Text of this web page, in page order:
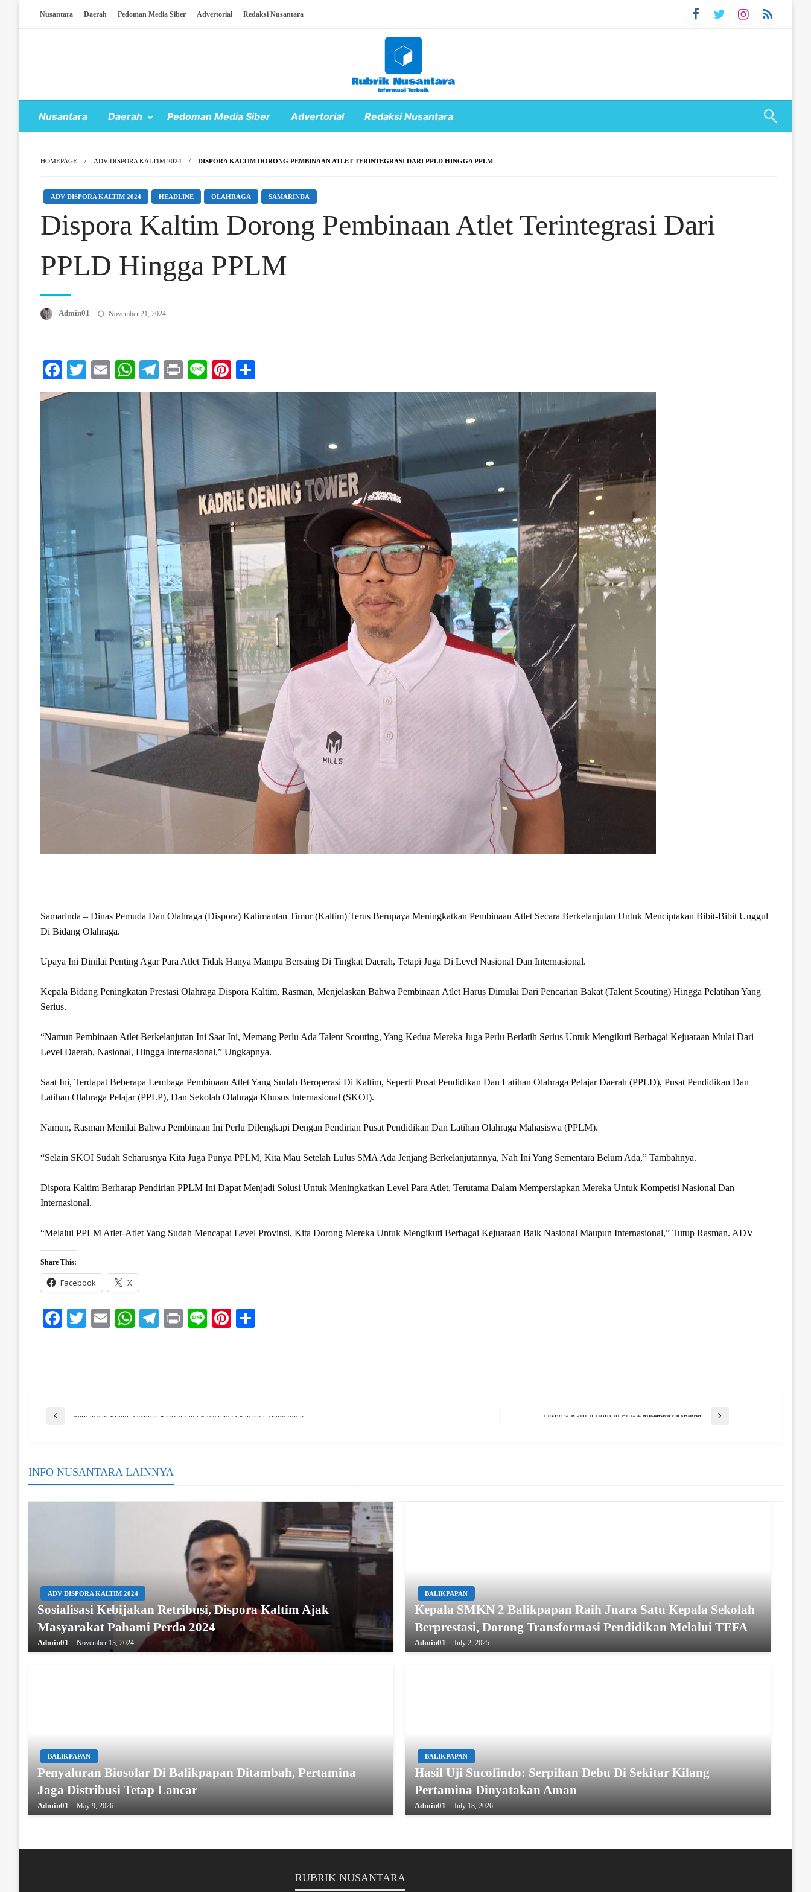
Nusantara Daerah Pedoman Media Siber Advertorial Redaksi Nusantara
Nusantara Daerah Pedoman Media Siber Advertorial Redaksi Nusantara
HOMEPAGE ADV DISPORA KALTIM 2024 DISPORA KALTIM DORONG PEMBINAAN ATLET TERINTEGRASI DARI PPLD HINGGA PPLM
ADV DISPORA KALTIM 2024 HEADLINE OLAHRAGA SAMARINDA
Dispora Kaltim Dorong Pembinaan Atlet Terintegrasi Dari
PPLD Hingga PPLM
Admin01 November 21, 2024
Facebook
TwitterEmailWhatsApp
Telegram
PrintLinePinterest
Samarinda – Dinas Pemuda Dan Olahraga (Dispora) Kalimantan Timur (Kaltim) Terus Berupaya Meningkatkan Pembinaan Atlet Secara Berkelanjutan Untuk Menciptakan Bibit-Bibit Unggul
Di Bidang Olahraga.
Upaya Ini Dinilai Penting Agar Para Atlet Tidak Hanya Mampu Bersaing Di Tingkat Daerah, Tetapi Juga Di Level Nasional Dan Internasional.
Kepala Bidang Peningkatan Prestasi Olahraga Dispora Kaltim, Rasman, Menjelaskan Bahwa Pembinaan Atlet Harus Dimulai Dari Pencarian Bakat (talent Scouting) Hingga Pelatihan Yang
Serius.
“Namun Pembinaan Atlet Berkelanjutan Ini Saat Ini, Memang Perlu Ada Talent Scouting, Yang Kedua Mereka Juga Perlu Berlatih Serius Untuk Mengikuti Berbagai Kejuaraan Mulai Dari
Level Daerah, Nasional, Hingga Internasional,” Ungkapnya.
Saat Ini, Terdapat Beberapa Lembaga Pembinaan Atlet Yang Sudah Beroperasi Di Kaltim, Seperti Pusat Pendidikan Dan Latihan Olahraga Pelajar Daerah (PPLD), Pusat Pendidikan Dan
Latihan Olahraga Pelajar (PPLP), Dan Sekolah Olahraga Khusus Internasional (SKOI).
Namun, Rasman Menilai Bahwa Pembinaan Ini Perlu Dilengkapi Dengan Pendirian Pusat Pendidikan Dan Latihan Olahraga Mahasiswa (PPLM).
“Selain SKOI Sudah Seharusnya Kita Juga Punya PPLM, Kita Mau Setelah Lulus SMA Ada Jenjang Berkelanjutannya, Nah Ini Yang Sementara Belum Ada,” Tambahnya.
Dispora Kaltim Berharap Pendirian PPLM Ini Dapat Menjadi Solusi Untuk Meningkatkan Level Para Atlet, Terutama Dalam Mempersiapkan Mereka Untuk Kompetisi Nasional Dan
Internasional.
“Melalui PPLM Atlet-Atlet Yang Sudah Mencapai Level Provinsi, Kita Dorong Mereka Untuk Mengikuti Berbagai Kejuaraan Baik Nasional Maupun Internasional,” Tutup Rasman. ADV
Share This:
Facebook X
Facebook
TwitterEmailWhatsApp
Telegram
PrintLinePinterest
Post
Previous Post Perbanyak Event, Dispora Kaltim Jaga Eksistensi Olahraga Tradisional Dispora Kaltim Dorong Pihak Swasta Aktif Gelar Kejuaraan Olahraga
INFO NUSANTARA LAINNYA
ADV DISPORA KALTIM 2024
Sosialisasi Kebijakan Retribusi, Dispora Kaltim Ajak
Masyarakat Pahami Perda 2024
Admin01 November 13, 2024
BALIKPAPAN
Kepala SMKN 2 Balikpapan Raih Juara Satu Kepala Sekolah
Berprestasi, Dorong Transformasi Pendidikan Melalui TEFA
Admin01 July 2, 2025
BALIKPAPAN
Penyaluran Biosolar Di Balikpapan Ditambah, Pertamina
Jaga Distribusi Tetap Lancar
Admin01 May 9, 2026
BALIKPAPAN
Hasil Uji Sucofindo: Serpihan Debu Di Sekitar Kilang
Pertamina Dinyatakan Aman
Admin01 July 18, 2026
RUBRIK NUSANTARA